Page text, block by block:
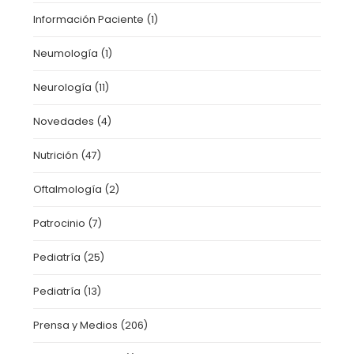
Información Paciente (1)
Neumología (1)
Neurología (11)
Novedades (4)
Nutrición (47)
Oftalmología (2)
Patrocinio (7)
Pediatría (25)
Pediatría (13)
Prensa y Medios (206)